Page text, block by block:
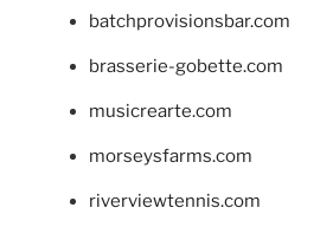
batchprovisionsbar.com
brasserie-gobette.com
musicrearte.com
morseysfarms.com
riverviewtennis.com